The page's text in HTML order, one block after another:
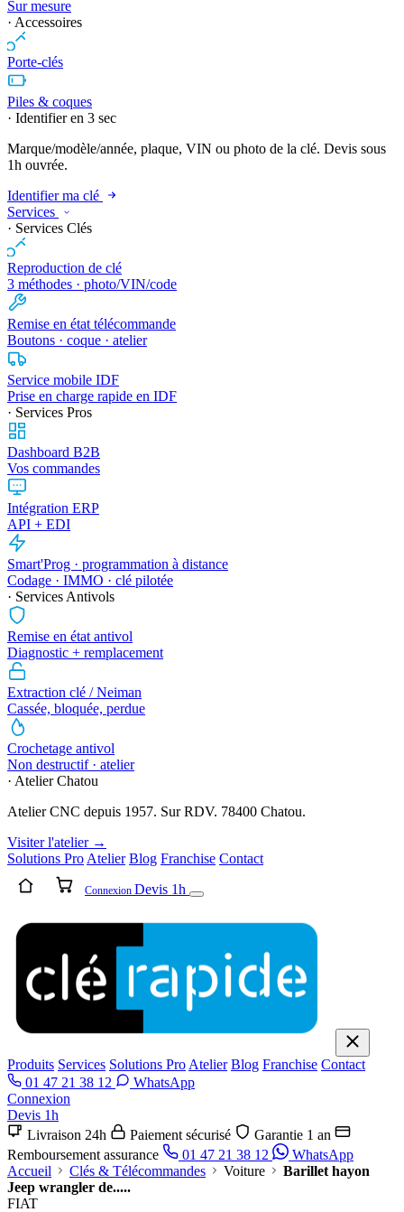
Sur mesure
· Accessoires
Porte-clés
Piles & coques
· Identifier en 3 sec
Marque/modèle/année, plaque, VIN ou photo de la clé. Devis sous
1h ouvrée.
Identifier ma clé
Services
· Services Clés
Reproduction de clé
3 méthodes · photo/VIN/code
Remise en état télécommande
Boutons · coque · atelier
Service mobile IDF
Prise en charge rapide en IDF
· Services Pros
Dashboard B2B
Vos commandes
Intégration ERP
API + EDI
Smart'Prog · programmation à distance
Codage · IMMO · clé pilotée
· Services Antivols
Remise en état antivol
Diagnostic + remplacement
Extraction clé / Neiman
Cassée, bloquée, perdue
Crochetage antivol
Non destructif · atelier
· Atelier Chatou
Atelier CNC depuis 1957. Sur RDV. 78400 Chatou.
Visiter l'atelier →
Solutions Pro Atelier Blog Franchise Contact
Connexion Devis 1h
Produits Services Solutions Pro Atelier Blog Franchise Contact
01 47 21 38 12
WhatsApp
Connexion
Devis 1h
Livraison 24h
Paiement sécurisé
Garantie 1 an
Remboursement assurance
01 47 21 38 12
WhatsApp
Accueil
Clés & Télécommandes Voiture
Barillet hayon
Jeep wrangler de.....
FIAT